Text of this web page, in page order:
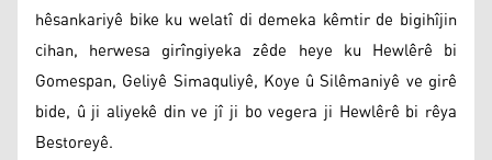
hêsankariyê bike ku welatî di demeka kêmtir de bigihîjin
cihan, herwesa girîngiyeka zêde heye ku Hewlêrê bi
Gomespan, Geliyê Simaquliyê, Koye û Silêmaniyê ve girê
bide, û ji aliyekê din ve jî ji bo vegera ji Hewlêrê bi rêya
Bestoreyê.